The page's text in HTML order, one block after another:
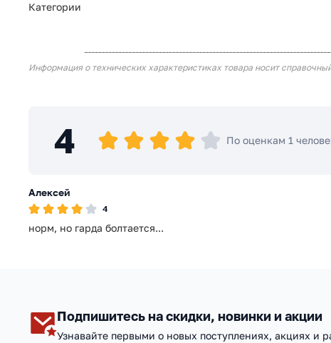
Категории
Информация о технических характеристиках товара носит
4 По оценкам 1
Алексей
4
норм, но гарда болтается...
Подпишитесь на скидки, новинки и акции
Узнавайте первыми о новых поступлениях, акциях и